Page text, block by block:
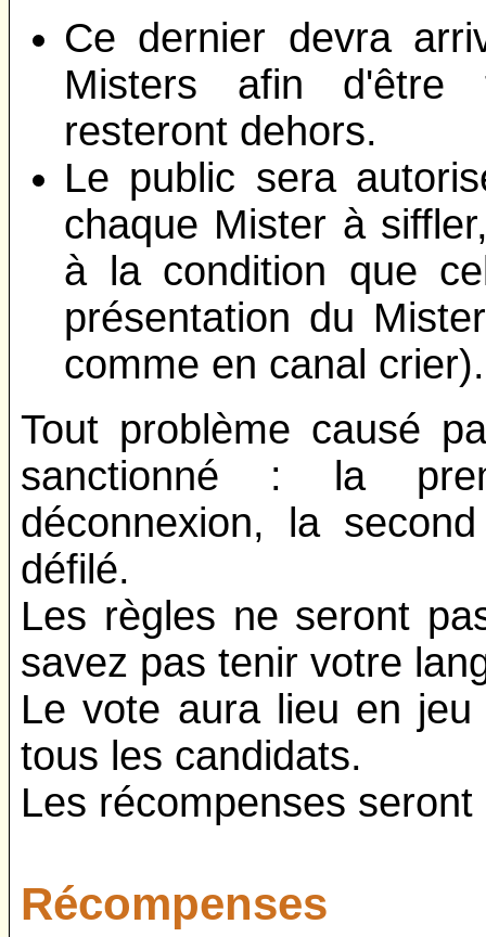
Ce dernier devra
Misters afin d'être
resteront dehors.
Le public sera
chaque Mister à
à la condition que
présentation du
comme en canal crier).
Tout problème causé
sanctionné : la
déconnexion, la
défilé.
Les règles ne seront
savez pas tenir votre
Le vote aura lieu en
tous les candidats.
Les récompenses
Récompenses